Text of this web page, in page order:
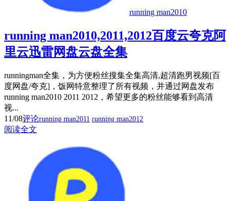
running man2010
running man2010,2011,2012百度云夸克阿
里云迅雷网盘云盘全集
runningman全集，为方便粉丝搜集全集高清,超清跑男视频[百
度网盘/夸克]，饭网特意整理了所有视频，并通过网盘发布
running man2010 2011 2012，希望更多的粉丝能够看到高清
视...
11/08评论running man2011 running man2012
阅读全文